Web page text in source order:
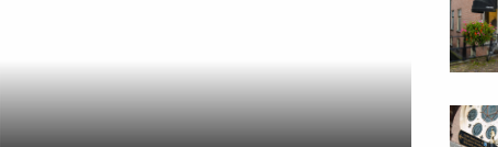
about
Read
more